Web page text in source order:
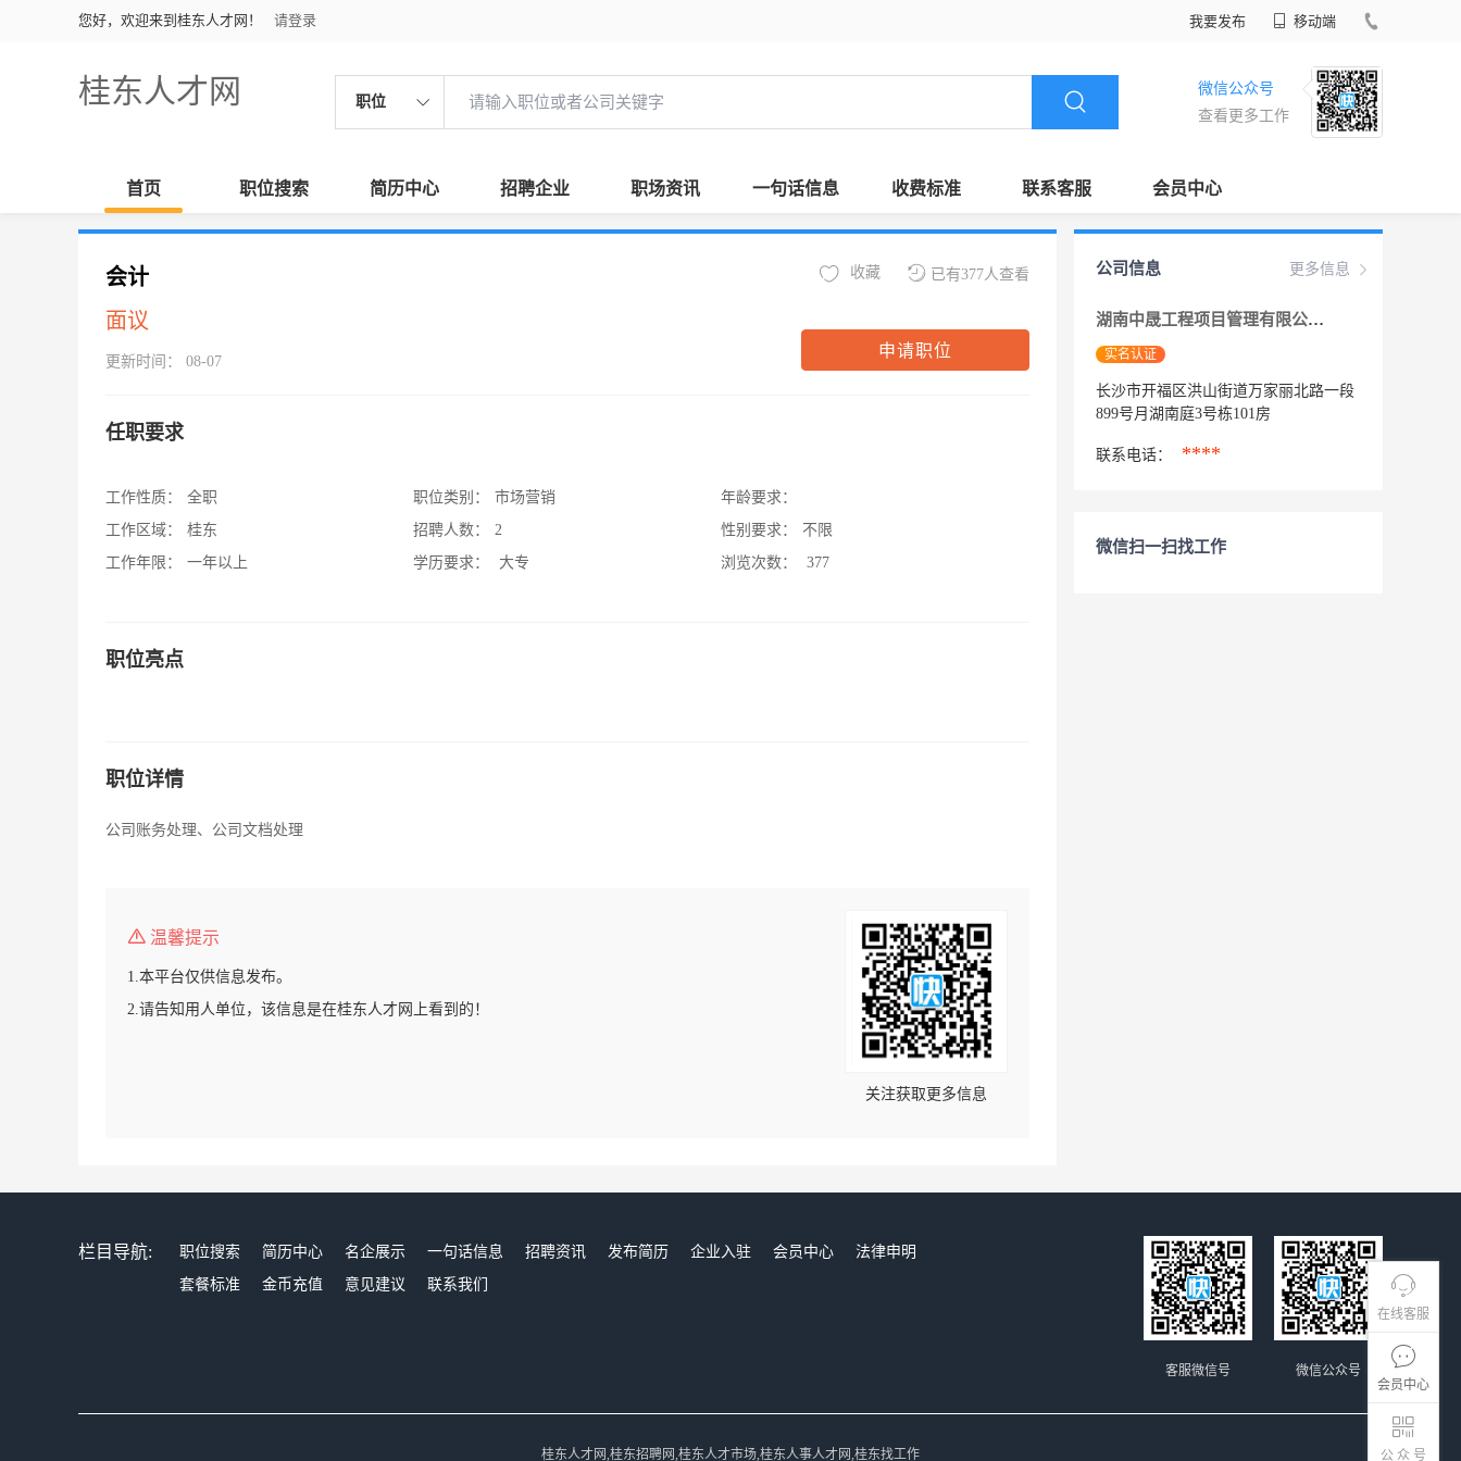
您好，欢迎来到桂东人才网！ 请登录 我要发布 移动端
桂东人才网 职位
微信公众号
查看更多工作
首页 职位搜索 简历中心 招聘企业 职场资讯 一句话信息 收费标准 联系客服 会员中心
在线客服
会员中心
公 众 号
会计
面议
更新时间： 08-07
已有377人查看
收藏
申请职位
任职要求
工作性质：
全职
工作区域：
桂东
工作年限：
一年以上
职位类别：
市场营销
招聘人数：
2
学历要求：
大专
年龄要求：
性别要求：
不限
浏览次数：
377
职位亮点
职位详情
公司账务处理、公司文档处理
温馨提示
1.本平台仅供信息发布。
2.请告知用人单位，该信息是在桂东人才网上看到的！
关注获取更多信息
更多信息
公司信息
湖南中晟工程项目管理有限公司
实名认证
长沙市开福区洪山街道万家丽北路一段
899号月湖南庭3号栋101房
联系电话： ****
微信扫一扫找工作
栏目导航: 职位搜索 简历中心 名企展示 一句话信息 招聘资讯 发布简历 企业入驻 会员中心
法律申明
套餐标准
金币充值 意见建议 联系我们
微信公众号
客服微信号
桂东人才网,桂东招聘网,桂东人才市场,桂东人事人才网,桂东找工作